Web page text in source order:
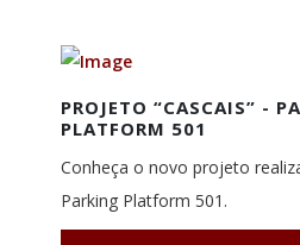
PROJETO “CASCAIS” -
PLATFORM 501
Conheça o novo projeto
Parking Platform 501.